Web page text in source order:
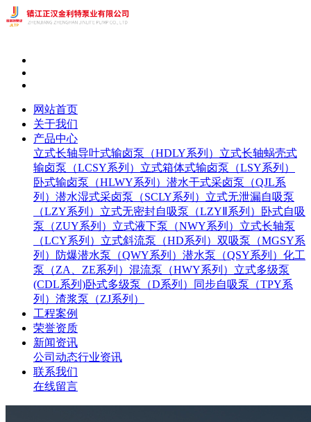
网站首页
关于我们
产品中心
立式长轴导叶式输卤泵（HDLY系列） 立式长轴蜗壳式
输卤泵（LCSY系列） 立式箱体式输卤泵（LSY系列）
卧式输卤泵（HLWY系列） 潜水干式采卤泵（QJL系
列） 潜水湿式采卤泵（SCLY系列） 立式无泄漏自吸泵
（LZY系列） 立式无密封自吸泵（LZYⅡ系列）
卧式自吸
泵（ZUY系列） 立式液下泵（NWY系列） 立式长轴泵
（LCY系列） 立式斜流泵（HD系列） 双吸泵（MGSY系
列）
防爆潜水泵（QWY系列） 潜水泵（QSY系列） 化工
泵（ZA、ZE系列） 混流泵（HWY系列） 立式多级泵
(CDL系列)卧式多级泵（D系列）
同步自吸泵（TPY系
列） 渣浆泵（ZJ系列）
工程案例
荣誉资质
新闻资讯
公司动态行业资讯
联系我们
在线留言